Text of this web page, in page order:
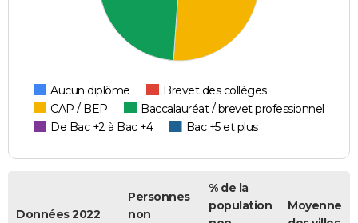
Aucun diplôme
Brevet des collèges
CAP / BEP
Baccalauréat / brevet professionnel
De Bac +2 à Bac +4
Bac +5 et plus
Données 2022
Personnes
non
% de la
population
Moyenne